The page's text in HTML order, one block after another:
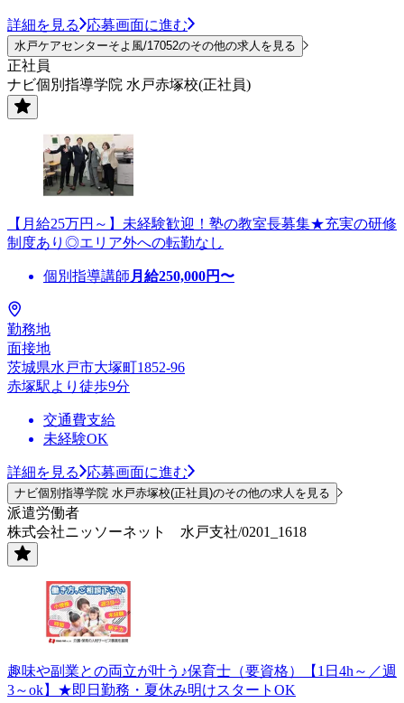
詳細を見る 応募画面に進む
水戸ケアセンターそよ風/17052のその他の求人を見る
正社員
ナビ個別指導学院 水戸赤塚校(正社員)
【月給25万円～】未経験歓迎！塾の教室長募集★充実の研修
制度あり◎エリア外への転勤なし
個別指導講師 月給250,000円〜
勤務地
面接地
茨城県水戸市大塚町1852-96
赤塚駅より徒歩9分
交通費支給
未経験OK
詳細を見る 応募画面に進む
ナビ個別指導学院 水戸赤塚校(正社員)のその他の求人を見る
派遣労働者
株式会社ニッソーネット 水戸支社/0201_1618
趣味や副業との両立が叶う♪保育士（要資格）【1日4h～／週
3～ok】★即日勤務・夏休み明けスタートOK